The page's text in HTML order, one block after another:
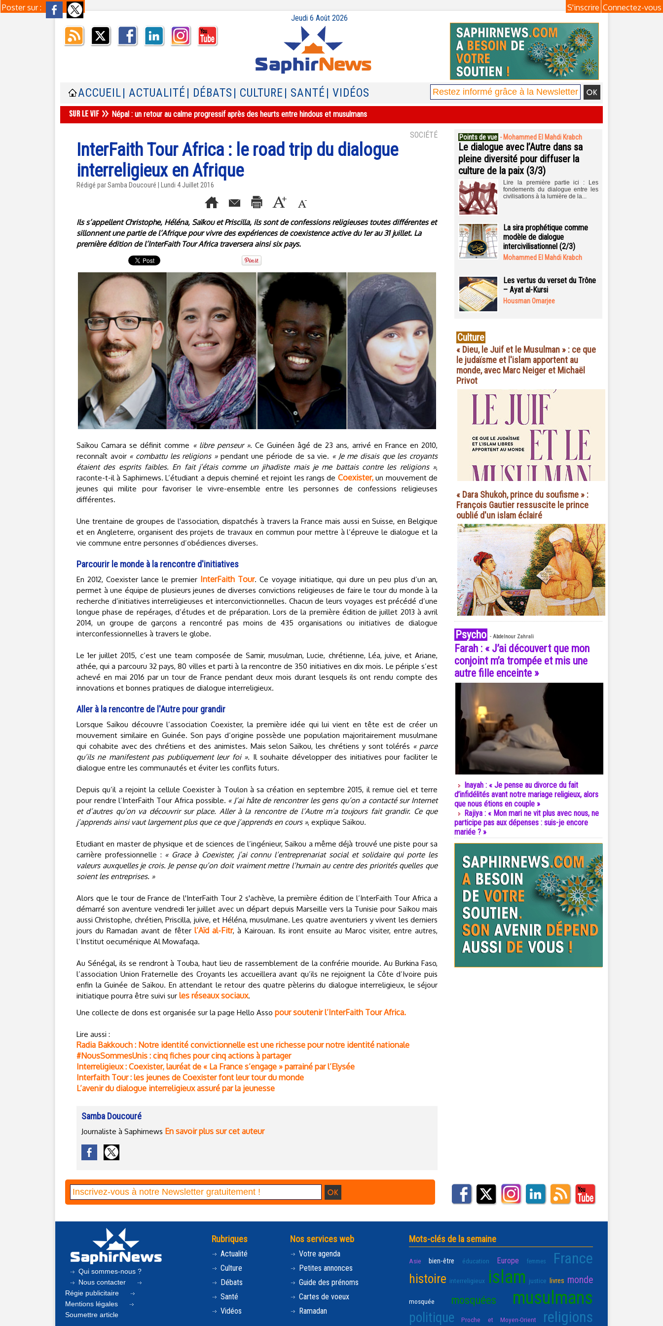
Poster sur : Connectez-vous
S'inscrire
Jeudi 6 Août 2026
ACCUEIL | ACTUALITÉ | DÉBATS | CULTURE | SANTÉ | VIDÉOS
Népal : un retour au calme progressif après des heurts entre hindous et musulmans
SOCIÉTÉ
InterFaith Tour Africa : le road trip du dialogue
interreligieux en Afrique
Rédigé parSamba Doucouré | Lundi 4 Juillet 2016
Ils s’appellent Christophe, Héléna, Saïkou et Priscilla, ils sont de confessions religieuses toutes différentes et
sillonnent une partie de l’Afrique pour vivre des expériences de coexistence active du 1er au 31 juillet. La
première édition de l’InterFaith Tour Africa traversera ainsi six pays.
Saïkou Camara se définit comme « libre penseur ». Ce Guinéen âgé de 23 ans, arrivé en France en 2010,
reconnaît avoir « combattu les religions »pendant une période de sa vie. « Je me disais que les croyants
étaient des esprits faibles. En fait j’étais comme un jihadiste mais je me battais contre les religions »,
raconte-t-il à Saphirnews. L’étudiant a depuis cheminé et rejoint les rangs de Coexister,un mouvement de
jeunes qui milite pour favoriser le vivre-ensemble entre les personnes de confessions religieuses
différentes.
Une trentaine de groupes de l'association, dispatchés à travers la France mais aussi en Suisse, en Belgique
et en Angleterre, organisent des projets de travaux en commun pour mettre à l’épreuve le dialogue et la
vie commune entre personnes d’obédiences diverses.
Parcourir le monde à la rencontre d'initiatives
En 2012, Coexister lance le premier InterFaith Tour. Ce voyage initiatique, qui dure un peu plus d’un an,
permet à une équipe de plusieurs jeunes de diverses convictions religieuses de faire le tour du monde à la
recherche d’initiatives interreligieuses et interconvictionnelles. Chacun de leurs voyages est précédé d’une
longue phase de repérages, d’études et de préparation. Lors de la première édition de juillet 2013 à avril
2014, un groupe de garçons a rencontré pas moins de 435 organisations ou initiatives de dialogue
interconfessionnelles à travers le globe.
Le 1er juillet 2015, c’est une team composée de Samir, musulman, Lucie, chrétienne, Léa, juive, et Ariane,
athée, qui a parcouru 32 pays, 80 villes et parti à la rencontre de 350 initiatives en dix mois. Le périple s’est
achevé en mai 2016 par un tour de France pendant deux mois durant lesquels ils ont rendu compte des
innovations et bonnes pratiques de dialogue interreligieux.
Aller à la rencontre de l'Autre pour grandir
Lorsque Saïkou découvre l’association Coexister, la première idée qui lui vient en tête est de créer un
mouvement similaire en Guinée. Son pays d’origine possède une population majoritairement musulmane
qui cohabite avec des chrétiens et des animistes. Mais selon Saïkou, les chrétiens y sont tolérés « parce
qu’ils ne manifestent pas publiquement leur foi ». Il souhaite développer des initiatives pour faciliter le
dialogue entre les communautés et éviter les conflits futurs.
Depuis qu’il a rejoint la cellule Coexister à Toulon à sa création en septembre 2015, il remue ciel et terre
pour rendre l’InterFaith Tour Africa possible. « J’ai hâte de rencontrer les gens qu’on a contacté sur Internet
et d’autres qu’on va découvrir sur place. Aller à la rencontre de l’Autre m’a toujours fait grandir. Ce que
j’apprends ainsi vaut largement plus que ce que j’apprends en cours », explique Saïkou.
Etudiant en master de physique et de sciences de l’ingénieur, Saïkou a même déjà trouvé une piste pour sa
carrière professionnelle : « Grace à Coexister, j’ai connu l’entreprenariat social et solidaire qui porte les
valeurs auxquelles je crois. Je pense qu’on doit vraiment mettre l’humain au centre des priorités quelles que
soient les entreprises. »
Alors que le tour de France de l'InterFaith Tour 2 s'achève, la première édition de l’InterFaith Tour Africa a
démarré son aventure vendredi 1er juillet avec un départ depuis Marseille vers la Tunisie pour Saïkou mais
aussi Christophe, chrétien, Priscilla, juive, et Héléna, musulmane. Les quatre aventuriers y vivent les derniers
jours du Ramadan avant de fêterl’Aïd al-Fitr, à Kairouan. Ils iront ensuite au Maroc visiter, entre autres,
l’Institut oecuménique Al Mowafaqa.
Au Sénégal, ils se rendront à Touba, haut lieu de rassemblement de la confrérie mouride. Au Burkina Faso,
l’association Union Fraternelle des Croyants les accueillera avant qu’ils ne rejoignent la Côte d’Ivoire puis
enfin la Guinée de Saïkou. En attendant le retour des quatre pèlerins du dialogue interreligieux, le séjour
initiatique pourra être suivi sur les réseaux sociaux.
Une collecte de dons est organisée sur la page Hello Asso pour soutenir l’InterFaith Tour Africa.
Lire aussi :
Radia Bakkouch : Notre identité convictionnelle est une richesse pour notre identité nationale
#NousSommesUnis : cinq fiches pour cinq actions à partager
Interreligieux : Coexister, lauréat de « La France s’engage » parrainé par l’Elysée
Interfaith Tour : les jeunes de Coexister font leur tour du monde
L’avenir du dialogue interreligieux assuré par la jeunesse
Samba Doucouré
Journaliste à Saphirnews En savoir plus sur cet auteur
Points de vue - Mohammed El Mahdi Krabch
Le dialogue avec l’Autre dans sa
pleine diversité pour diffuser la
culture de la paix (3/3)
Lire la première partie ici : Les
fondements du dialogue entre les
civilisations à la lumière de la...
La sira prophétique comme
modèle de dialogue
intercivilisationnel (2/3)
Mohammed El Mahdi Krabch
Les vertus du verset du Trône
– Ayat al-Kursi
Housman Omarjee
Culture
« Dieu, le Juif et le Musulman » : ce que
le judaïsme et l'islam apportent au
monde, avec Marc Neiger et Michaël
Privot
« Dara Shukoh, prince du soufisme » :
François Gautier ressuscite le prince
oublié d'un islam éclairé
Psycho - Abdelnour Zahrali
Farah : « J’ai découvert que mon
conjoint m’a trompée et mis une
autre fille enceinte »
Inayah : « Je pense au divorce du fait
d’infidélités avant notre mariage religieux, alors
que nous étions en couple »
Rajiya : « Mon mari ne vit plus avec nous, ne
participe pas aux dépenses : suis-je encore
mariée ? »
Qui sommes-nous ?
Nous contacter
Régie publicitaire
Mentions légales
Soumettre article
Rubriques
Actualité
Culture
Débats
Santé
Vidéos
Nos services web
Votre agenda
Petites annonces
Guide des prénoms
Cartes de voeux
Ramadan
Mots-clés de la semaine
Asie bien-être éducation Europe femmes France
histoire interreligieux islam justice livres monde
mosquée mosquées musulmans
politique Proche et Moyen-Orient religions